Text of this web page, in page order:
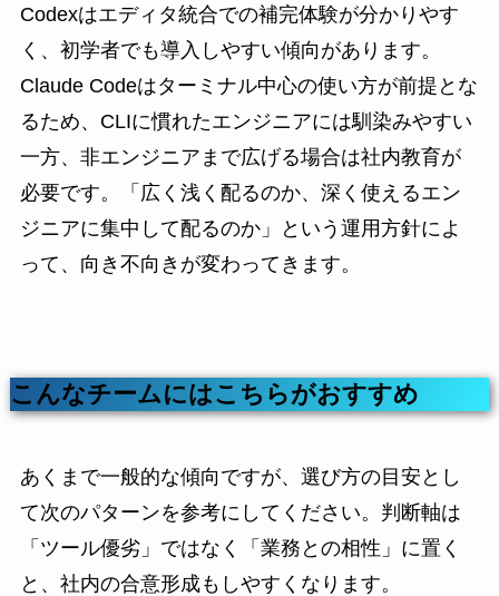
Codexはエディタ統合での補完体験が分かりやす
く、初学者でも導入しやすい傾向があります。
Claude Codeはターミナル中心の使い方が前提とな
るため、CLIに慣れたエンジニアには馴染みやすい
一方、非エンジニアまで広げる場合は社内教育が
必要です。「広く浅く配るのか、深く使えるエン
ジニアに集中して配るのか」という運用方針によ
って、向き不向きが変わってきます。
こんなチームにはこちらがおすすめ
あくまで一般的な傾向ですが、選び方の目安とし
て次のパターンを参考にしてください。判断軸は
「ツール優劣」ではなく「業務との相性」に置く
と、社内の合意形成もしやすくなります。